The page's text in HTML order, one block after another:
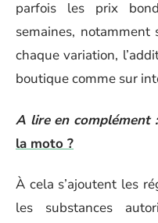
parfois les prix
semaines,
chaque variation,
boutique comme sur
A lire en complément :
la moto ?
À cela s’ajoutent les
les substances